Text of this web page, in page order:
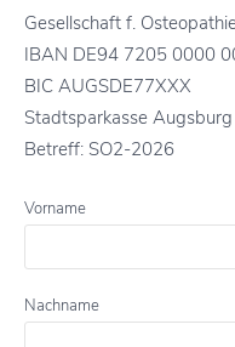
Gesellschaft f.
IBAN DE94 7205 0000
BIC AUGSDE77XXX
Stadtsparkasse Augsburg
Betreff: SO2-2026
Vorname
Nachname